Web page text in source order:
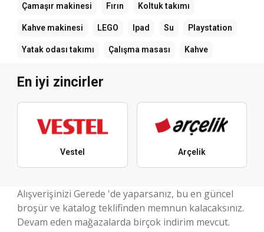
Çamaşır makinesi Fırın Koltuk takımı
Kahve makinesi LEGO Ipad Su Playstation
Yatak odası takımı Çalışma masası Kahve
En iyi zincirler
Vestel Arçelik
Alışverişinizi Gerede 'de yaparsanız, bu en güncel
broşür ve katalog teklifinden memnun kalacaksınız.
Devam eden mağazalarda birçok indirim mevcut.